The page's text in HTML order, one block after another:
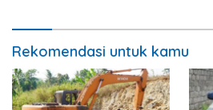
Rekomendasi untuk kamu